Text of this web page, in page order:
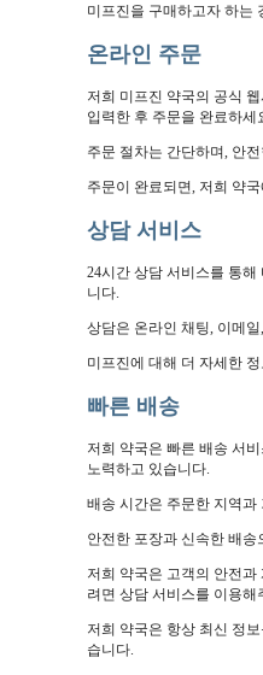
미프진을 구매하고자 하는
온라인 주문
저희 미프진 약국의 공식
입력한 후 주문을 완료하세
주문 절차는 간단하며, 안
주문이 완료되면, 저희 약
상담 서비스
24시간 상담 서비스를 통
니다.
상담은 온라인 채팅, 이메
미프진에 대해 더 자세한
빠른 배송
저희 약국은 빠른 배송 서
노력하고 있습니다.
배송 시간은 주문한 지역과
안전한 포장과 신속한 배
저희 약국은 고객의 안전
려면 상담 서비스를 이용해
저희 약국은 항상 최신 정
습니다.